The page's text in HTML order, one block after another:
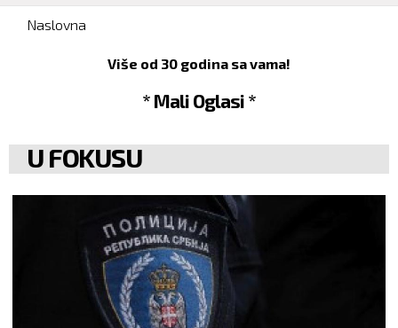
You are here
Naslovna
Više od 30 godina sa vama!
* Mali Oglasi *
U FOKUSU